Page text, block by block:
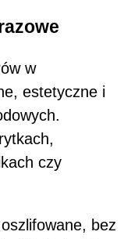
w
estetyczne i
czy
bez